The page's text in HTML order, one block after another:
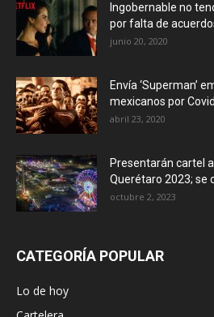
Ingobernable no
por falta de
junio 20, 2020
Envía ‘Superman’
mexicanos por
abril 23, 2020
Presentarán cartel
Querétaro 2023; se
octubre 2, 2023
CATEGORÍA POPULAR
Lo de hoy